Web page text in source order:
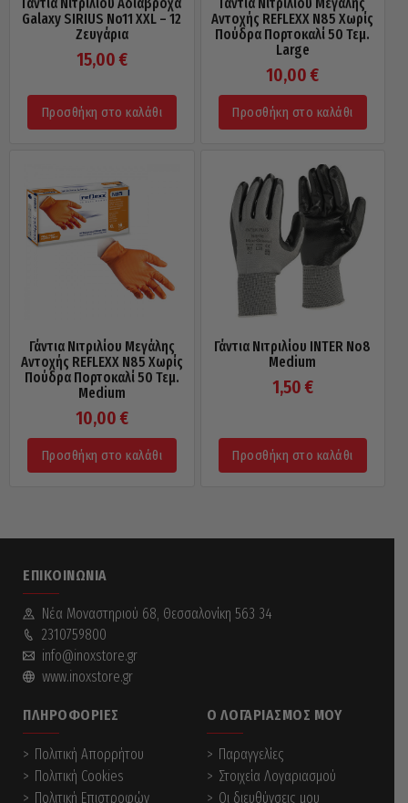
Galaxy SIRIUS Νo11 XXL – 12
Ζευγάρια
15,00 €
Προσθήκη στο καλάθι
Αντοχής REFLEXX N85 Χωρίς
Πούδρα Πορτοκαλί 50 Τεμ.
Large
10,00€
Προσθήκη στο καλάθι
Γάντια Νιτριλίου Μεγάλης
Αντοχής REFLEXX N85 Χωρίς
Πούδρα Πορτοκαλί 50 Τεμ.
Medium
10,00 €
Προσθήκη στο καλάθι
Γάντια Νιτριλίου INTER Νo8
Medium
1,50 €
Προσθήκη στο καλάθι
ΕΠΙΚΟΙΝΩΝΊΑ
Νέα Mοναστηριού 68, Θεσσαλονίκη 563 34
2310759800
info@inoxstore.gr
www.inoxstore.gr
ΠΛΗΡΟΦΟΡΊΕΣ
Πολιτική Απορρήτου
Πολιτική Cookies
Πολιτική Επιστροφών
Ο ΛΟΓΑΡΙΑΣΜΌΣ ΜΟΥ
Παραγγελίες
Στοιχεία Λογαριασμού
Οι διευθύνσεις μου